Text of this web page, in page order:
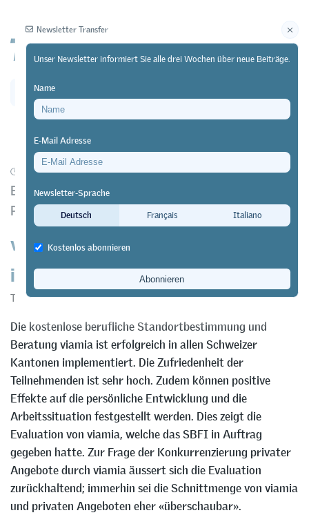
07/03/24 Forschung
Evaluation bestätigt positive Effekte auf die
Persönlichkeit
viamia schweizweit erfolgreich
implementiert
Transfer
Die kostenlose berufliche Standortbestimmung und
Beratung viamia ist erfolgreich in allen Schweizer
Kantonen implementiert. Die Zufriedenheit der
Teilnehmenden ist sehr hoch. Zudem können positive
Effekte auf die persönliche Entwicklung und die
Arbeitssituation festgestellt werden. Dies zeigt die
Evaluation von viamia, welche das SBFI in Auftrag
gegeben hatte. Zur Frage der Konkurrenzierung privater
Angebote durch viamia äussert sich die Evaluation
zurückhaltend; immerhin sei die Schnittmenge von viamia
und privaten Angeboten eher «überschaubar».
Newsletter Transfer
Unser Newsletter informiert Sie alle drei Wochen über neue Beiträge.
Name
E-Mail Adresse
Newsletter-Sprache
Deutsch
Français Italiano
Kostenlos abonnieren